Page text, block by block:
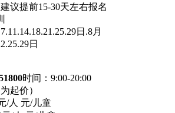
建议提前15-30天左右报名
日.8月
日
时间：9:00-20:00
起价）